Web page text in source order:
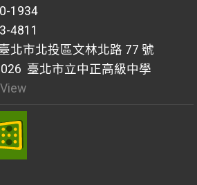
1934
4811
北市北投區文林北路 77 號
臺北市立中正高級中學